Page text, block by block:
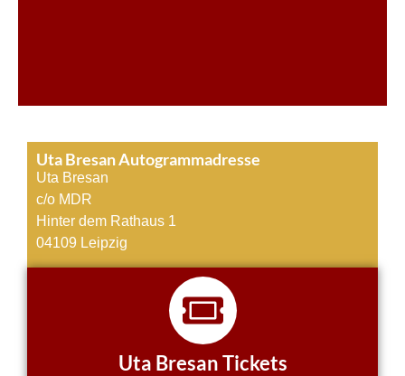
Uta Bresan Autogrammadresse
Uta Bresan
c/o MDR
Hinter dem Rathaus 1
04109 Leipzig
Uta Bresan Tickets